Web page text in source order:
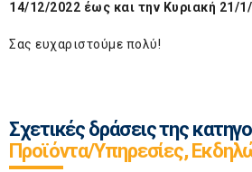
14/12/2022 έως και την Κυριακή 21/
Σας ευχαριστούμε πολύ!
Σχετικές δράσεις της
Προϊόντα/Υπηρεσίες,